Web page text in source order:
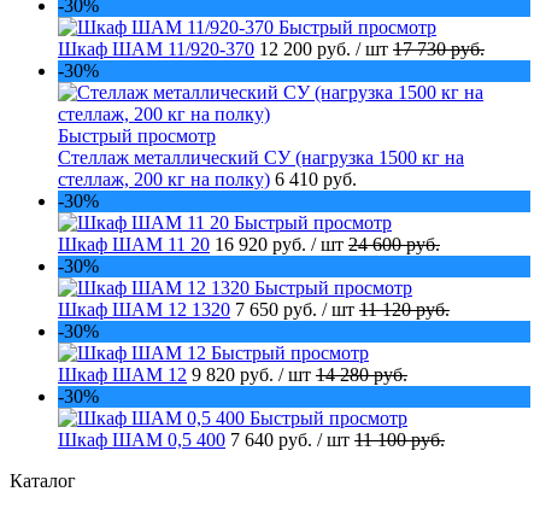
-30%
Быстрый просмотр
Шкаф ШАМ 11/920-370 12 200 руб. / шт 17 730 руб.
-30%
Быстрый просмотр
Стеллаж металлический СУ (нагрузка 1500 кг на
стеллаж, 200 кг на полку) 6 410 руб.
-30%
Быстрый просмотр
Шкаф ШАМ 11 20 16 920 руб. / шт 24 600 руб.
-30%
Быстрый просмотр
Шкаф ШАМ 12 1320 7 650 руб. / шт 11 120 руб.
-30%
Быстрый просмотр
Шкаф ШАМ 12 9 820 руб. / шт 14 280 руб.
-30%
Быстрый просмотр
Шкаф ШАМ 0,5 400 7 640 руб. / шт 11 100 руб.
Каталог